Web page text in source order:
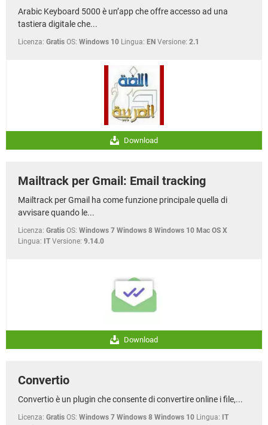
Arabic Keyboard 5000 è un’app che offre accesso ad una
tastiera digitale che...
Licenza: Gratis OS: Windows 10 Lingua: EN Versione: 2.1
Download
Mailtrack per Gmail: Email tracking
Mailtrack per Gmail ha come funzione principale quella di
avvisare quando le...
Licenza: Gratis OS: Windows 7 Windows 8 Windows 10 Mac OS X
Lingua: IT Versione: 9.14.0
Download
Convertio
Convertio è un plugin che consente di convertire online i file,...
Licenza: Gratis OS: Windows 7 Windows 8 Windows 10 Lingua: IT